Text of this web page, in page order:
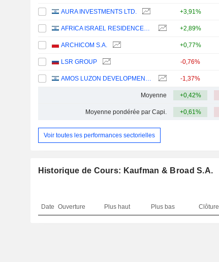
AURA INVESTMENTS LTD. +3,91%
AFRICA ISRAEL RESIDENCES LTD +2,89%
ARCHICOM S.A. +0,77%
LSR GROUP -0,76%
AMOS LUZON DEVELOPMENT AND ENERGY GROUP LTD -1,37%
Moyenne +0,42%
Moyenne pondérée par Capi. +0,61%
Voir toutes les performances sectorielles
Historique de Cours: Kaufman & Broad S.A.
Date Ouverture Plus haut Plus bas Clôture